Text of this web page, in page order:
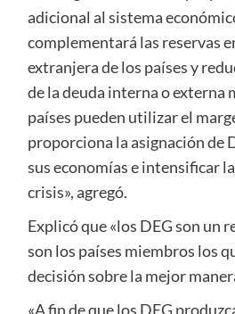
adicional al sistema
complementará las reservas
extranjera de los países y
de la deuda interna o externa
países pueden utilizar el
proporciona la asignación de
sus economías e intensificar
crisis», agregó.
Explicó que «los DEG son un
son los países miembros los
decisión sobre la mejor
«A fin de que los DEG